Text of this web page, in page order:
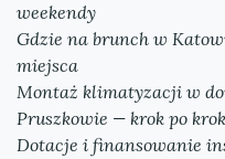
weekendy
Gdzie na brunch w
miejsca
Montaż klimatyzacji w
Pruszkowie — krok po
Dotacje i finansowanie